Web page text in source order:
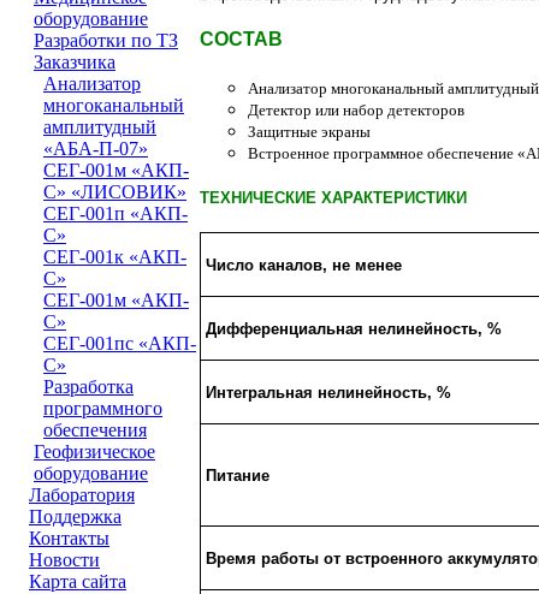
оборудование
Разработки по ТЗ
Заказчика
Анализатор
многоканальный
амплитудный
«АБА-П-07»
СЕГ-001м «АКП-
С» «ЛИСОВИК»
СЕГ-001п «АКП-
С»
СЕГ-001к «АКП-
С»
СЕГ-001м «АКП-
С»
СЕГ-001пс «АКП-
С»
Разработка
программного
обеспечения
Геофизическое
оборудование
Лаборатория
Поддержка
Контакты
Новости
Карта сайта
СОСТАВ
Анализатор многоканальный
Детектор или набор детекторов
Защитные экраны
Встроенное программное обеспечение
ТЕХНИЧЕСКИЕ ХАРАКТЕРИСТИКИ
Число каналов, не менее
Дифференциальная нелинейность, %
Интегральная нелинейность, %
Питание
Время работы от встроенного